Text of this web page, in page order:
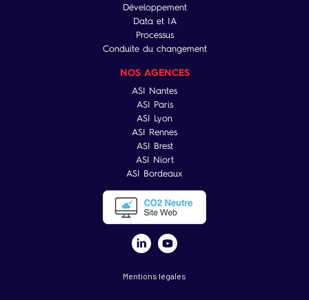
Développement
Data et IA
Processus
Conduite du changement
NOS AGENCES
ASI Nantes
ASI Paris
ASI Lyon
ASI Rennes
ASI Brest
ASI Niort
ASI Bordeaux
Mentions légales